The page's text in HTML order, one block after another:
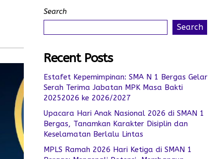
Search
Search
Recent Posts
Estafet Kepemimpinan: SMA N 1 Bergas Gelar
Serah Terima Jabatan MPK Masa Bakti
20252026 ke 2026/2027
Upacara Hari Anak Nasional 2026 di SMAN 1
Bergas, Tanamkan Karakter Disiplin dan
Keselamatan Berlalu Lintas
MPLS Ramah 2026 Hari Ketiga di SMAN 1